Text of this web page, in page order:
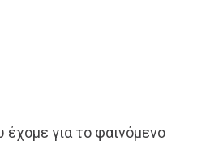
έχομε για το φαινόμενο